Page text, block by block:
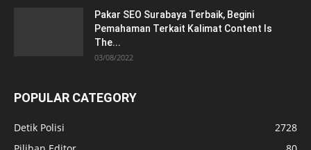
Pakar SEO Surabaya Terbaik, Begini
Pemahaman Terkait Kalimat Content Is
The...
03/08/2022
POPULAR CATEGORY
Detik Polisi
2728